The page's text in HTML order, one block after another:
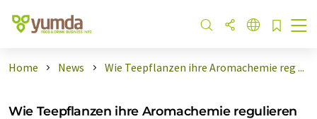
Home News Wie Teepflanzen ihre Aromachemie reg ...
Wie Teepflanzen ihre Aromachemie regulieren